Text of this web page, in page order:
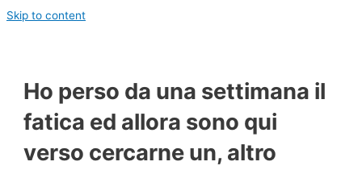
Skip to content
Ho perso da una settimana il
fatica ed allora sono qui
verso cercarne un, altro